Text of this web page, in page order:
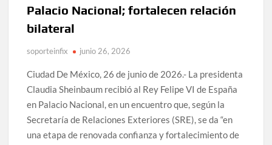
Palacio Nacional; fortalecen relación
bilateral
soporteinfix junio 26, 2026
Ciudad De México, 26 de junio de 2026.- La presidenta
Claudia Sheinbaum recibió al Rey Felipe VI de España
en Palacio Nacional, en un encuentro que, según la
Secretaría de Relaciones Exteriores (SRE), se da “en
una etapa de renovada confianza y fortalecimiento de